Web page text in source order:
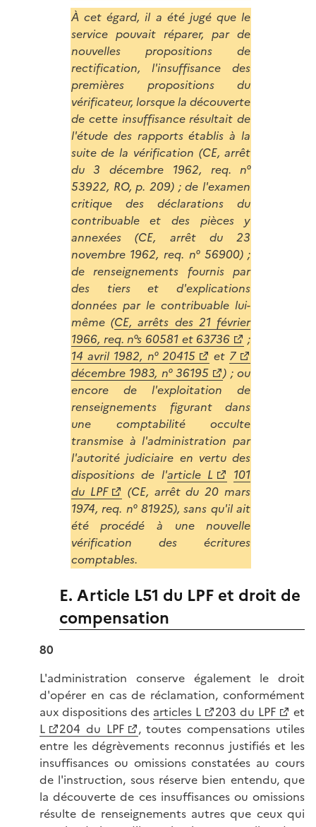
À cet égard, il a été jugé que le
service pouvait réparer, par de
nouvelles propositions de
rectification, l'insuffisance des
premières propositions du
vérificateur, lorsque la découverte
de cette insuffisance résultait de
l'étude des rapports établis à la
suite de la vérification (CE, arrêt
du 3 décembre 1962, req. n°
53922, RO, p. 209) ; de l'examen
critique des déclarations du
contribuable et des pièces y
annexées (CE, arrêt du 23
novembre 1962, req. n° 56900) ;
de renseignements fournis par
des tiers et d'explications
données par le contribuable lui-
même (CE, arrêts des 21 février
1966, req. n°s 60581 et 63736
;
14 avril 1982, n° 20415
et 7
décembre 1983, n° 36195
) ; ou
encore de l'exploitation de
renseignements figurant dans
une comptabilité occulte
transmise à l'administration par
l'autorité judiciaire en vertu des
dispositions de l'article L
101
du LPF
(CE, arrêt du 20 mars
1974, req. n° 81925), sans qu'il ait
été procédé à une nouvelle
vérification des écritures
comptables.
E. Article L51 du LPF et droit de
compensation
80
L'administration conserve également le droit
d'opérer en cas de réclamation, conformément
aux dispositions des articles L 203 du LPF
et
L
204 du LPF
, toutes compensations utiles
entre les dégrèvements reconnus justifiés et les
insuffisances ou omissions constatées au cours
de l'instruction, sous réserve bien entendu, que
la découverte de ces insuffisances ou omissions
résulte de renseignements autres que ceux qui